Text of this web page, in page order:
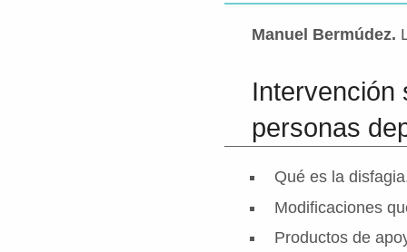
Manuel Bermúdez.
Intervención
personas
Qué es la
Modificaciones
Productos de